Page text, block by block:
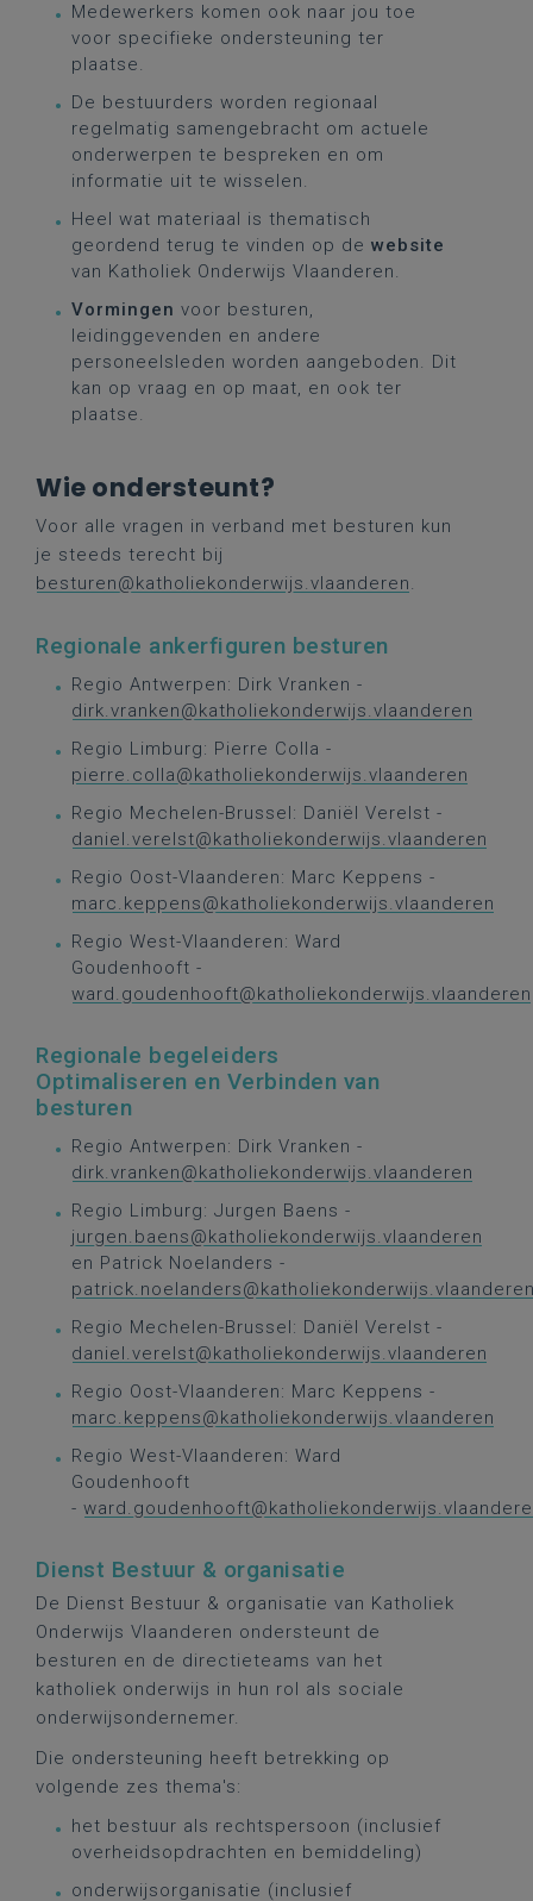
Medewerkers komen ook naar jou toe
voor specifieke ondersteuning ter
plaatse.
De bestuurders worden regionaal
regelmatig samengebracht om actuele
onderwerpen te bespreken en om
informatie uit te wisselen.
Heel wat materiaal is thematisch
geordend terug te vinden op de website
van Katholiek Onderwijs Vlaanderen.
Vormingen voor besturen,
leidinggevenden en andere
personeelsleden worden aangeboden. Dit
kan op vraag en op maat, en ook ter
plaatse.
Wie ondersteunt?
Voor alle vragen in verband met besturen kun
je steeds terecht bij
besturen@katholiekonderwijs.vlaanderen.
Regionale ankerfiguren besturen
Regio Antwerpen: Dirk Vranken -
dirk.vranken@katholiekonderwijs.vlaanderen
Regio Limburg: Pierre Colla -
pierre.colla@katholiekonderwijs.vlaanderen
Regio Mechelen-Brussel: Daniël Verelst -
daniel.verelst@katholiekonderwijs.vlaanderen
Regio Oost-Vlaanderen: Marc Keppens -
marc.keppens@katholiekonderwijs.vlaanderen
Regio West-Vlaanderen: Ward
Goudenhooft -
ward.goudenhooft@katholiekonderwijs.vlaanderen
Regionale begeleiders
Optimaliseren en Verbinden van
besturen
Regio Antwerpen: Dirk Vranken -
dirk.vranken@katholiekonderwijs.vlaanderen
Regio Limburg: Jurgen Baens -
jurgen.baens@katholiekonderwijs.vlaanderen
en Patrick Noelanders -
Regio Mechelen-Brussel: Daniël Verelst -
daniel.verelst@katholiekonderwijs.vlaanderen
Regio Oost-Vlaanderen: Marc Keppens -
marc.keppens@katholiekonderwijs.vlaanderen
Regio West-Vlaanderen: Ward
Goudenhooft
-
Dienst Bestuur & organisatie
De Dienst Bestuur & organisatie van Katholiek
Onderwijs Vlaanderen ondersteunt de
besturen en de directieteams van het
katholiek onderwijs in hun rol als sociale
onderwijsondernemer.
Die ondersteuning heeft betrekking op
volgende zes thema's:
het bestuur als rechtspersoon (inclusief
overheidsopdrachten en bemiddeling)
onderwijsorganisatie (inclusief